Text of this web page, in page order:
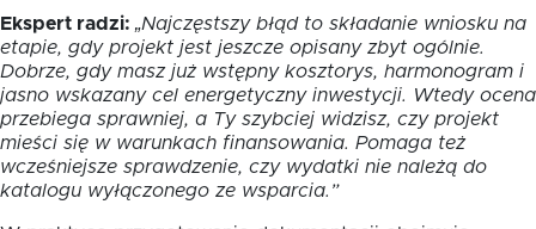
Ekspert radzi: „Najczęstszy błąd to składanie wniosku na
etapie, gdy projekt jest jeszcze opisany zbyt ogólnie.
Dobrze, gdy masz już wstępny kosztorys, harmonogram i
jasno wskazany cel energetyczny inwestycji. Wtedy ocena
przebiega sprawniej, a Ty szybciej widzisz, czy projekt
mieści się w warunkach finansowania. Pomaga też
wcześniejsze sprawdzenie, czy wydatki nie należą do
katalogu wyłączonego ze wsparcia.”